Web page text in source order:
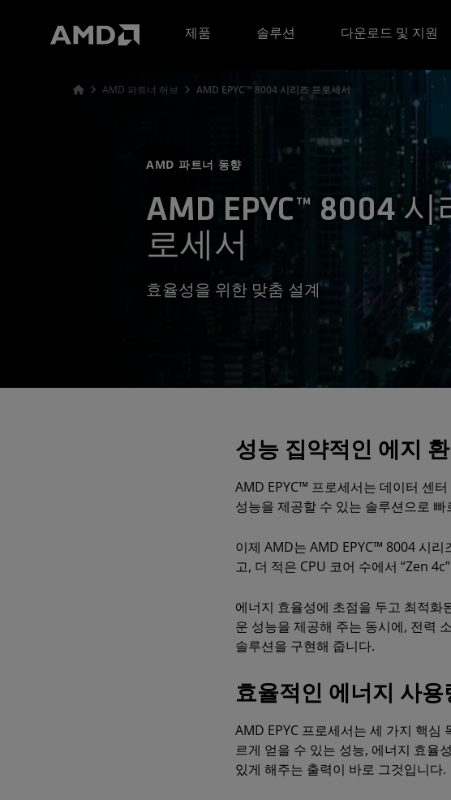
제품
솔루션 다운로드 및 지원
AMD 파트너 허브 AMD EPYC™ 8004 시리즈 프로세서
AMD 파트너 동향
AMD EPYC™ 8004
로세서
효율성을 위한 맞춤 설계
성능 집약적인 에지
AMD EPYC™ 프로세서는 데이터 센
성능을 제공할 수 있는 솔루션으로
이제 AMD는 AMD EPYC™ 8004 시
고, 더 적은 CPU 코어 수에서 “Zen
에너지 효율성에 초점을 두고 최적화
운 성능을 제공해 주는 동시에, 전력
솔루션을 구현해 줍니다.
효율적인 에너지 사
AMD EPYC 프로세서는 세 가지 핵
르게 얻을 수 있는 성능, 에너지 효율
있게 해주는 출력이 바로 그것입니다.